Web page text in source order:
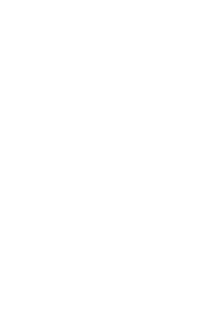
externo, um raro
noites tranquilas ou